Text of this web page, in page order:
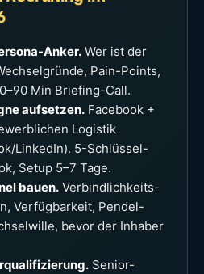
Anker. Wer ist der
Pain-Points,
Min Briefing-Call.
aufsetzen. Facebook +
Logistik
LinkedIn). 5-Schlüssel-
Setup 5–7 Tage.
bauen. Verbindlichkeits-
Verfügbarkeit, Pendel-
bevor der Inhaber
Senior-